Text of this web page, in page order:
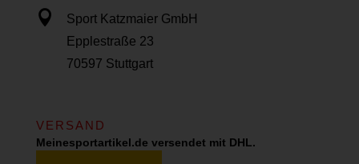

Sport Katzmaier GmbH
Epplestraße 23
70597 Stuttgart
VERSAND
Meinesportartikel.de versendet mit DHL.